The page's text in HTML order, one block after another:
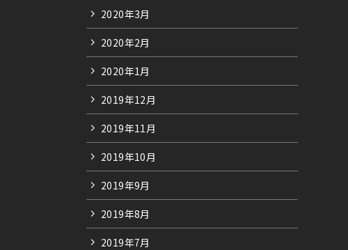
2020年3月
2020年2月
2020年1月
2019年12月
2019年11月
2019年10月
2019年9月
2019年8月
2019年7月